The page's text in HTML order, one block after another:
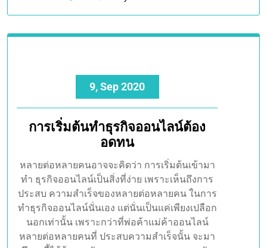
สม่ำเสมอ จะต้องมีการตอบข้อความลูกค้า ที่
By admin
9, Sep 2020
การเริ่มต้นทำธุรกิจออนไลน์ต้อง
อดทน